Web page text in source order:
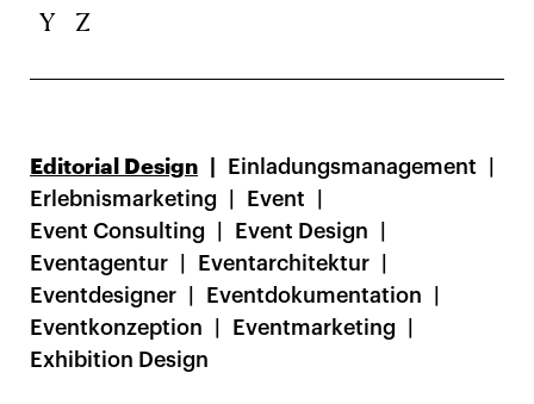
Y
Z
Editorial Design
Einladungsmanagement
Erlebnismarketing
Event
Event Consulting
Event Design
Eventagentur
Eventarchitektur
Eventdesigner
Eventdokumentation
Eventkonzeption
Eventmarketing
Exhibition Design